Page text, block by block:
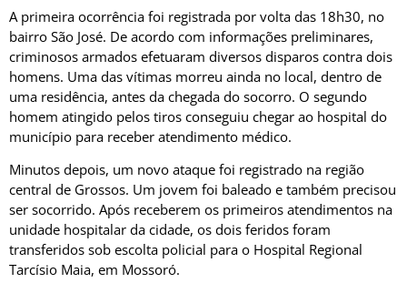
A primeira ocorrência foi registrada por volta das 18h30, no
bairro São José. De acordo com informações preliminares,
criminosos armados efetuaram diversos disparos contra dois
homens. Uma das vítimas morreu ainda no local, dentro de
uma residência, antes da chegada do socorro. O segundo
homem atingido pelos tiros conseguiu chegar ao hospital do
município para receber atendimento médico.
Minutos depois, um novo ataque foi registrado na região
central de Grossos. Um jovem foi baleado e também precisou
ser socorrido. Após receberem os primeiros atendimentos na
unidade hospitalar da cidade, os dois feridos foram
transferidos sob escolta policial para o Hospital Regional
Tarcísio Maia, em Mossoró.